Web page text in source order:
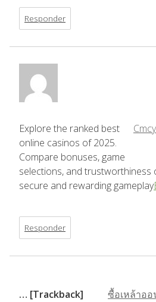
Responder
Explore the ranked best
online casinos of 2025.
Compare bonuses, game
selections, and
secure and rewarding gameplay
Responder
ซื้อเหล้าอ
… [Trackback]